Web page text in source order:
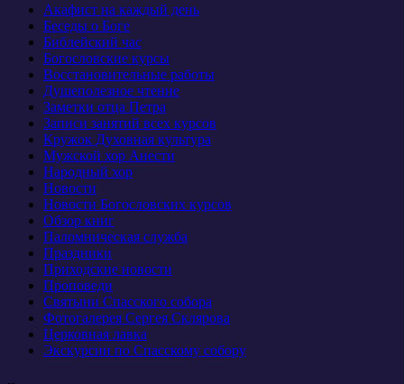
Акафист на каждый день
Беседы о Боге
Библейский час
Богословские курсы
Восстановительные работы
Душеполезное чтение
Заметки отца Петра
Записи занятий всех курсов
Кружок Духовная культура
Мужской хор Анести
Народный хор
Новости
Новости Богословских курсов
Обзор книг
Паломническая служба
Праздники
Приходские новости
Проповеди
Святыни Спасского собора
Фотогалерея Сергея Склярова
Церковная лавка
Экскурсии по Спасскому собору